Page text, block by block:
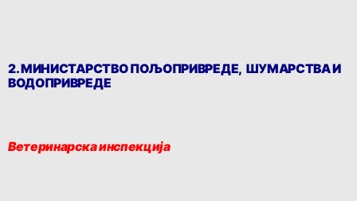
2. МИНИСТАРСТВО ПОЉОПРИВРЕДЕ, ШУМАРСТВА И
ВОДОПРИВРЕДЕ
Ветеринарска инспекција